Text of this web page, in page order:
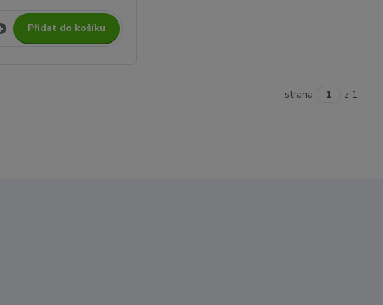
Přidat do košíku
strana z 1